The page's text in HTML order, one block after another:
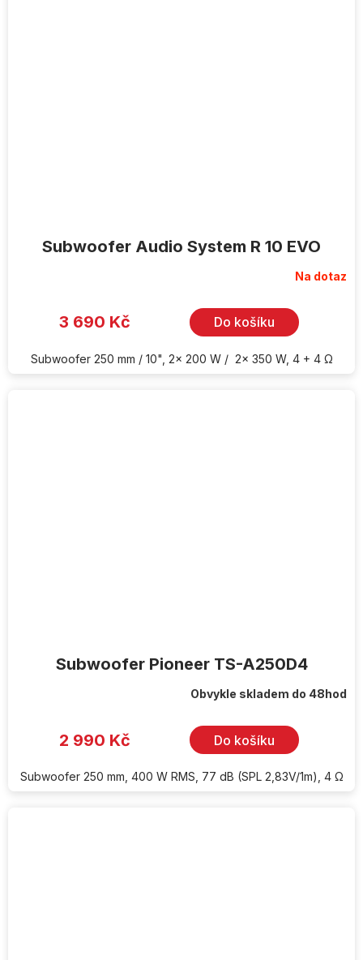
Subwoofer Audio System R 10 EVO
Na dotaz
3 690 Kč Do košíku
Subwoofer 250 mm / 10", 2x 200 W / 2x 350 W, 4 + 4 Ω
Subwoofer Pioneer TS-A250D4
Obvykle skladem do 48hod
2 990 Kč Do košíku
Subwoofer 250 mm, 400 W RMS, 77 dB (SPL 2,83V/1m), 4 Ω